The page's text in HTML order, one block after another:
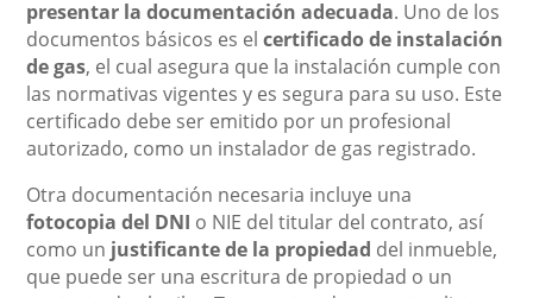
presentar la documentación adecuada. Uno de los
documentos básicos es elcertificado de instalación
de gas, el cual asegura que la instalación cumple con
las normativas vigentes y es segura para su uso. Este
certificado debe ser emitido por un profesional
autorizado, como un instalador de gas registrado.
Otra documentación necesaria incluye una
fotocopia del DNI o NIE del titular del contrato, así
como un justificante de la propiedad del inmueble,
que puede ser una escritura de propiedad o un